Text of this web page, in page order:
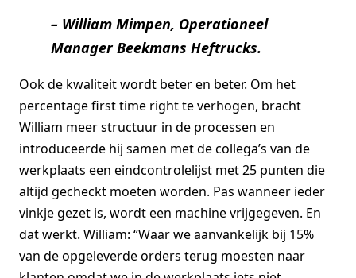
– William Mimpen, Operationeel
Manager Beekmans Heftrucks.
Ook de kwaliteit wordt beter en beter. Om het
percentage first time right te verhogen, bracht
William meer structuur in de processen en
introduceerde hij samen met de collega’s van de
werkplaats een eindcontrolelijst met 25 punten die
altijd gecheckt moeten worden. Pas wanneer ieder
vinkje gezet is, wordt een machine vrijgegeven. En
dat werkt. William: “Waar we aanvankelijk bij 15%
van de opgeleverde orders terug moesten naar